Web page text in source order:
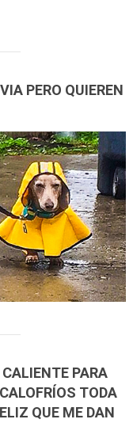
PERO QUIEREN
PARA
TODA
QUE ME DAN